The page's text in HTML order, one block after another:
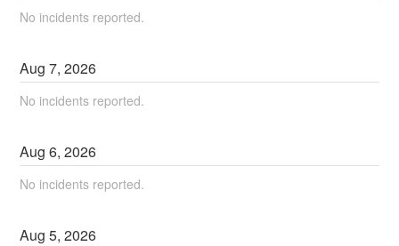
No incidents reported.
Aug7,2026
No incidents reported.
Aug6,2026
No incidents reported.
Aug5,2026